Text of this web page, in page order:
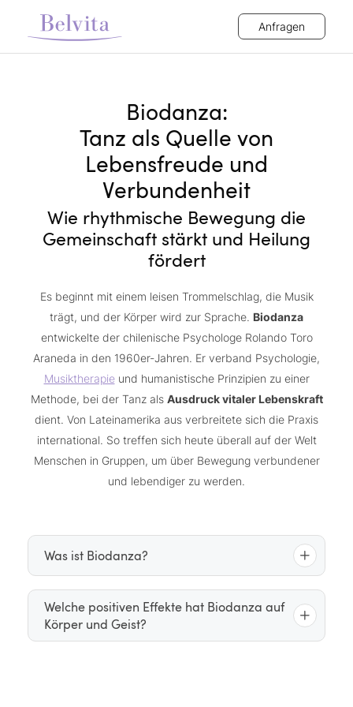
Anfragen
Biodanza:
Tanz als Quelle von
Lebensfreude und
Verbundenheit
Wie rhythmische Bewegung die
Gemeinschaft stärkt und Heilung
fördert
Es beginnt mit einem leisen Trommelschlag, die Musik
trägt, und der Körper wird zur Sprache. Biodanza
entwickelte der chilenische Psychologe Rolando Toro
Araneda in den 1960er-Jahren. Er verband Psychologie,
Musiktherapieund humanistische Prinzipien zu einer
Methode, bei der Tanz als Ausdruck vitaler Lebenskraft
dient. Von Lateinamerika aus verbreitete sich die Praxis
international. So treffen sich heute überall auf der Welt
Menschen in Gruppen, um über Bewegung verbundener
und lebendiger zu werden.
Was ist Biodanza?
Biodanza ist kein technischer Tanzstil, sondern ein
strukturiertes Programm
Welche positiven Effekte hat Biodanza auf
Körper und Geist?